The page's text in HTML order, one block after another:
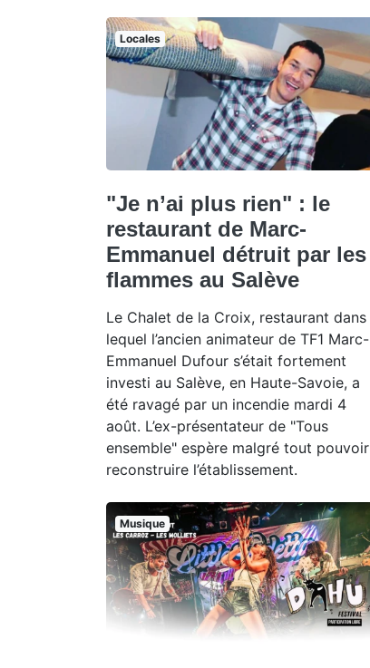
Locales
"Je n’ai plus rien" : le
restaurant de Marc-
Emmanuel détruit par les
flammes au Salève
Le Chalet de la Croix, restaurant dans
lequel l’ancien animateur de TF1 Marc-
Emmanuel Dufour s’était fortement
investi au Salève, en Haute-Savoie, a
été ravagé par un incendie mardi 4
août. L’ex-présentateur de "Tous
ensemble" espère malgré tout pouvoir
reconstruire l’établissement.
Musique